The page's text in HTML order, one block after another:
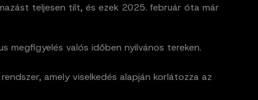
teljesen tilt, és ezek 2025. február óta már
megfigyelés valós időben nyilvános tereken.
amely viselkedés alapján korlátozza az